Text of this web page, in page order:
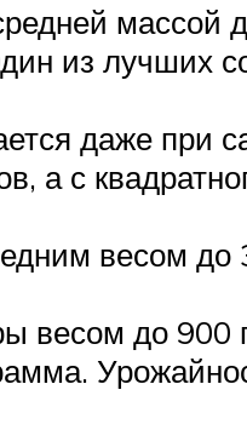
массой
из лучших
даже при
а с
весом до
весом до 900